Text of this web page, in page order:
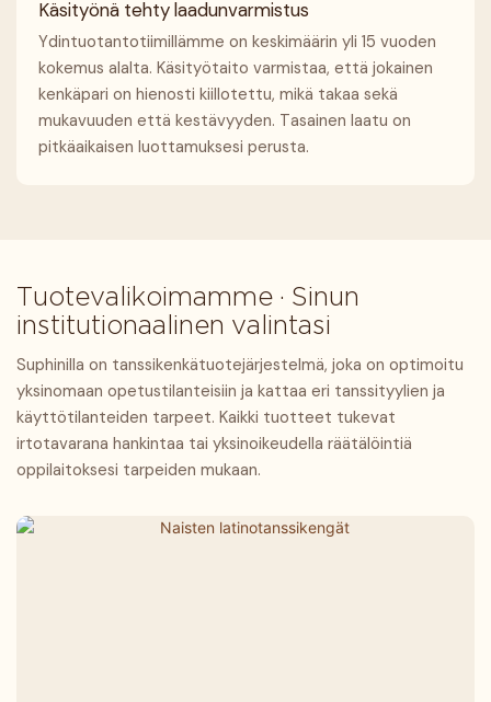
Käsityönä tehty laadunvarmistus
Ydintuotantotiimillämme on keskimäärin yli 15 vuoden
kokemus alalta. Käsityötaito varmistaa, että jokainen
kenkäpari on hienosti kiillotettu, mikä takaa sekä
mukavuuden että kestävyyden. Tasainen laatu on
pitkäaikaisen luottamuksesi perusta.
Tuotevalikoimamme · Sinun
institutionaalinen valintasi
Suphinilla on tanssikenkätuotejärjestelmä, joka on optimoitu
yksinomaan opetustilanteisiin ja kattaa eri tanssityylien ja
käyttötilanteiden tarpeet. Kaikki tuotteet tukevat
irtotavarana hankintaa tai yksinoikeudella räätälöintiä
oppilaitoksesi tarpeiden mukaan.